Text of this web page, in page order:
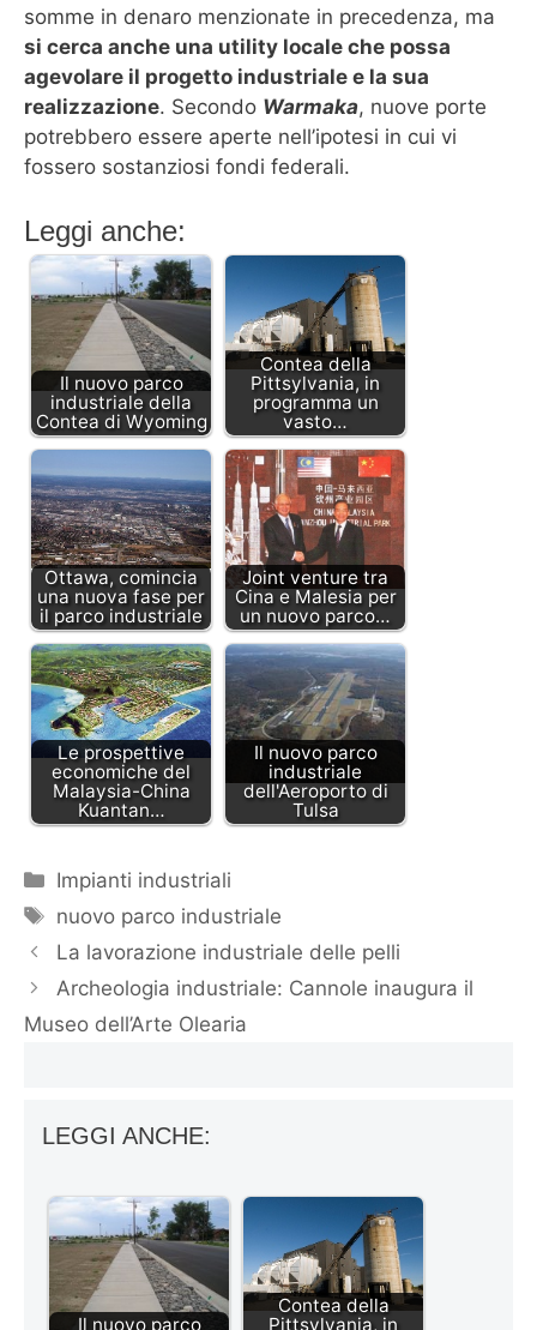
somme in denaro menzionate in precedenza, ma
si cerca anche una utility locale che possa
agevolare il progetto industriale e la sua
realizzazione. Secondo Warmaka, nuove porte
potrebbero essere aperte nell’ipotesi in cui vi
fossero sostanziosi fondi federali.
Leggi anche:
Il nuovo parco
industriale della
Contea di Wyoming
Contea della
Pittsylvania, in
programma un
vasto…
Ottawa, comincia
una nuova fase per
il parco industriale
Joint venture tra
Cina e Malesia per
un nuovo parco…
Le prospettive
economiche del
Malaysia-China
Kuantan…
Il nuovo parco
industriale
dell'Aeroporto di
Tulsa
Categorie
Impianti industriali
Tag
nuovo parco industriale
La lavorazione industriale delle pelli
Archeologia industriale: Cannole inaugura il
Museo dell’Arte Olearia
LEGGI ANCHE:
Il nuovo parco
Contea della
Pittsylvania, in